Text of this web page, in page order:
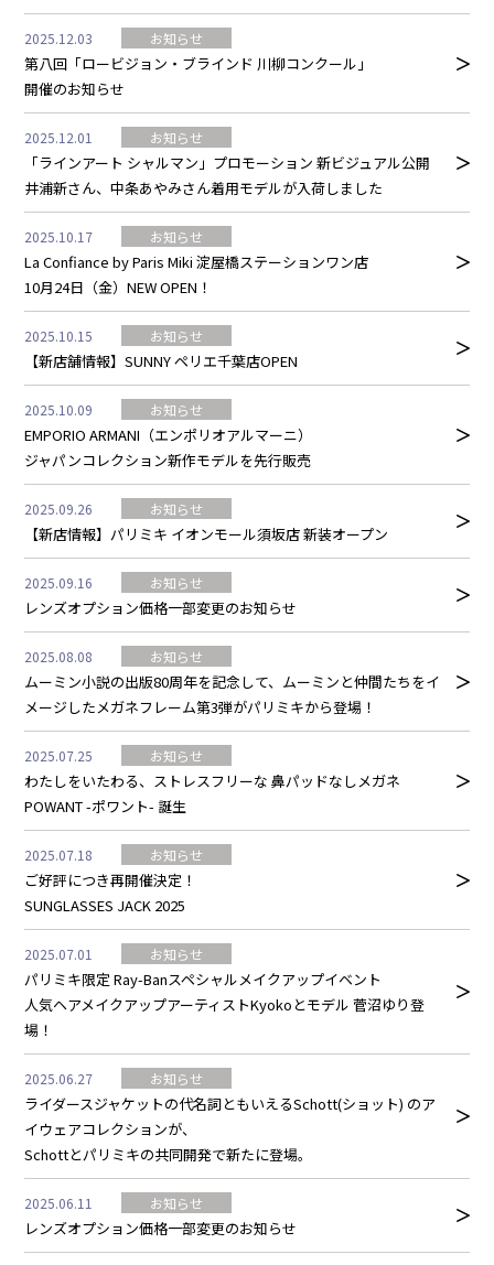
2025.12.03 お知らせ
第八回「ロービジョン・ブラインド 川柳コンクール」
開催のお知らせ
2025.12.01 お知らせ
「ラインアート シャルマン」プロモーション 新ビジュアル公開
井浦新さん、中条あやみさん着用モデルが入荷しました
2025.10.17 お知らせ
La Confiance by Paris Miki 淀屋橋ステーションワン店
10月24日（金）NEW OPEN！
2025.10.15 お知らせ
【新店舗情報】SUNNY ペリエ千葉店OPEN
2025.10.09 お知らせ
EMPORIO ARMANI（エンポリオアルマーニ）
ジャパンコレクション新作モデルを先行販売
2025.09.26 お知らせ
【新店情報】パリミキ イオンモール須坂店 新装オープン
2025.09.16 お知らせ
レンズオプション価格一部変更のお知らせ
2025.08.08 お知らせ
ムーミン小説の出版80周年を記念して、ムーミンと仲間たちをイ
メージしたメガネフレーム第3弾がパリミキから登場！
2025.07.25 お知らせ
わたしをいたわる、ストレスフリーな 鼻パッドなしメガネ
POWANT -ポワント- 誕生
2025.07.18 お知らせ
ご好評につき再開催決定！
SUNGLASSES JACK 2025
2025.07.01 お知らせ
パリミキ限定 Ray-Banスペシャルメイクアップイベント
人気ヘアメイクアップアーティストKyokoとモデル 菅沼ゆり登
場！
2025.06.27 お知らせ
ライダースジャケットの代名詞ともいえるSchott(ショット) のア
イウェアコレクションが、
Schottとパリミキの共同開発で新たに登場。
2025.06.11 お知らせ
レンズオプション価格一部変更のお知らせ